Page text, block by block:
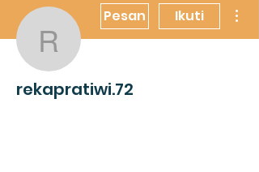
rekapratiwi.72
Pesan Ikuti
rekapratiwi.72